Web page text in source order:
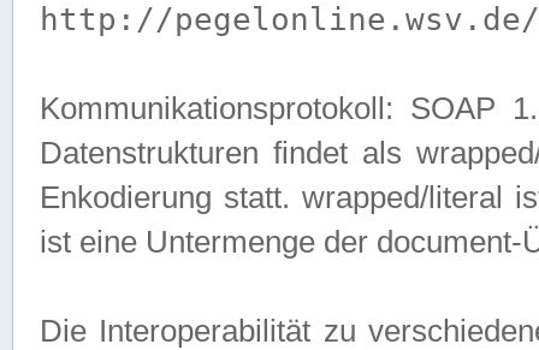
http://pegelonline.wsv.de/
Kommunikationsprotokoll: SOAP
Datenstrukturen findet als
Enkodierung statt. wrapped/literal
ist eine Untermenge der
Die Interoperabilität zu